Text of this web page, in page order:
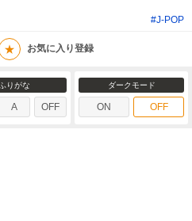
#J-POP
★ お気に入り登録
ふりがな
A OFF
ダークモード
ON OFF